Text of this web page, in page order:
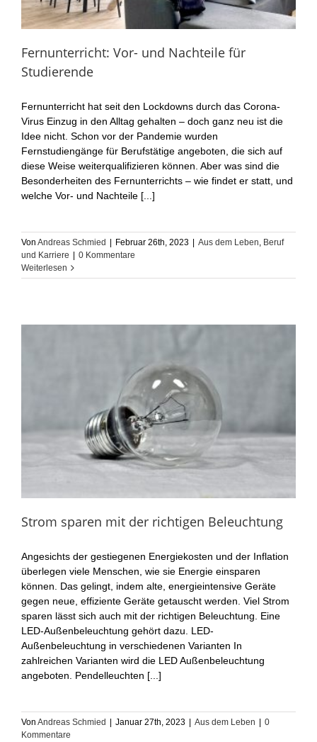
Fernunterricht: Vor- und Nachteile für
Studierende
Fernunterricht hat seit den Lockdowns durch das Corona-
Virus Einzug in den Alltag gehalten – doch ganz neu ist die
Idee nicht. Schon vor der Pandemie wurden
Fernstudiengänge für Berufstätige angeboten, die sich auf
diese Weise weiterqualifizieren können. Aber was sind die
Besonderheiten des Fernunterrichts – wie findet er statt, und
welche Vor- und Nachteile [...]
Von Andreas Schmied Februar 26th, 2023 Aus dem Leben, Beruf
und Karriere
0 Kommentare
Weiterlesen
Strom sparen mit der richtigen Beleuchtung
Angesichts der gestiegenen Energiekosten und der Inflation
überlegen viele Menschen, wie sie Energie einsparen
können. Das gelingt, indem alte, energieintensive Geräte
gegen neue, effiziente Geräte getauscht werden. Viel Strom
sparen lässt sich auch mit der richtigen Beleuchtung. Eine
LED-Außenbeleuchtung gehört dazu. LED-
Außenbeleuchtung in verschiedenen Varianten In
zahlreichen Varianten wird die LED Außenbeleuchtung
angeboten. Pendelleuchten [...]
Von Andreas Schmied Januar 27th, 2023 Aus dem Leben
0
Kommentare